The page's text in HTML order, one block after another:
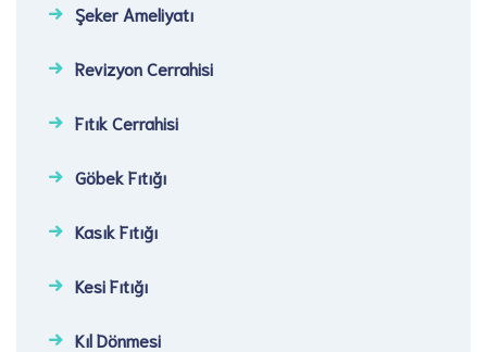
Şeker Ameliyatı​
Revizyon Cerrahisi​
Fıtık Cerrahisi​
Göbek Fıtığı​
Kasık Fıtığı​
Kesi Fıtığı​
Kıl Dönmesi